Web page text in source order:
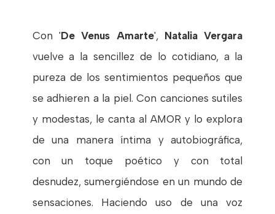
Con 'De Venus Amarte', Natalia Vergara
vuelve a la sencillez de lo cotidiano, a la
pureza de los sentimientos pequeños que
se adhieren a la piel. Con canciones sutiles
y modestas, le canta al AMOR y lo explora
de una manera íntima y autobiográfica,
con un toque poético y con total
desnudez, sumergiéndose en un mundo de
sensaciones. Haciendo uso de una voz